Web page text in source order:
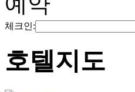
체크인:
호텔지도